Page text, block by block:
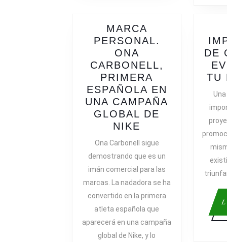
MARCA
PERSONAL.
ONA
CARBONELL,
PRIMERA
ESPAÑOLA EN
UNA CAMPAÑA
GLOBAL DE
NIKE
PERSONAL.
ONA
CARBONELL,
PRIMERA
ESPAÑOLA
EN
UNA
CAMPAÑA
GLOBAL
Ona Carbonell sigue
demostrando que es un
imán comercial para las
marcas. La nadadora se ha
convertido en la primera
atleta española que
aparecerá en una campaña
global de Nike, y lo
DE
TU